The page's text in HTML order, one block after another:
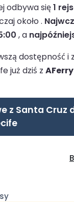
odbywa się1
około .
, a
dostępność i
już dziś z AFerry
z Santa Cruz